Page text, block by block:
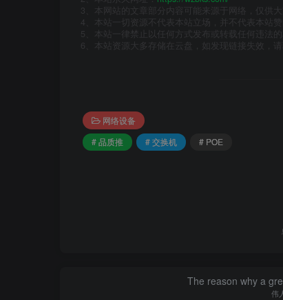
3、本网站的文章部分内容可能来源于网络，仅供
4、本站一切资源不代表本站立场，并不代表本站
5、本站一律禁止以任何方式发布或转载任何违法
6、本站资源大多存储在云盘，如发现链接失效，
网络设备
# 品质推
# 交换机 # POE
The reason why a
伟